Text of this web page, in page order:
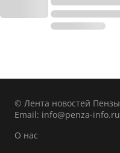
© Лента новостей Пензы
Email: info@penza-info.ru
О нас